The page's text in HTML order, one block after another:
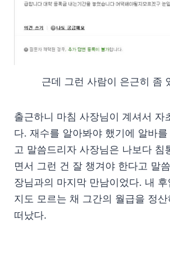
근데 그런 사람이 은근히 좀
출근하니 마침 사장님이 계셔서 자
다. 재수를 알아봐야 했기에 알바
고 말씀드리자 사장님은 나보다 침
면서 그런 건 잘 챙겨야 한다고 말
장님과의 마지막 만남이었다. 내
지도 모르는 채 그간의 월급을 정
떠났다.